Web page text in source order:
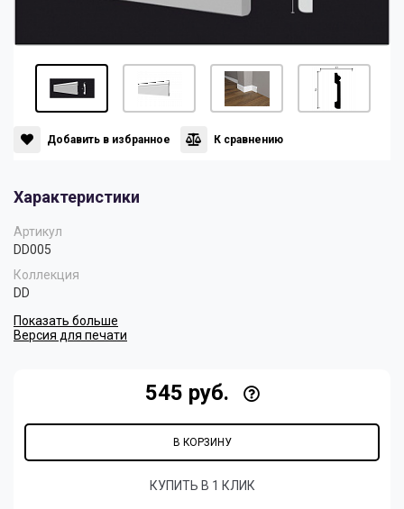
Пилястры
Плинтусы
Скрытое освещение
Нео Классика
Султан
Хай Тек
Цветные плинтусы
Добавить в избранное К сравнению
Характеристики
Артикул
DD005
Коллекция
DD
Показать больше
Версия для печати
545 руб.
В КОРЗИНУ
КУПИТЬ В 1 КЛИК